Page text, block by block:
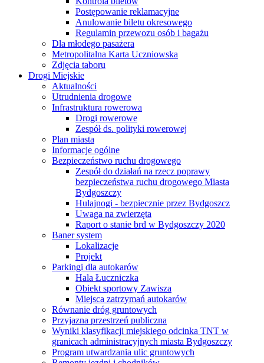
Postępowanie reklamacyjne
Anulowanie biletu okresowego
Regulamin przewozu osób i bagażu
Dla młodego pasażera
Metropolitalna Karta Uczniowska
Zdjęcia taboru
Drogi Miejskie
Aktualności
Utrudnienia drogowe
Infrastruktura rowerowa
Drogi rowerowe
Zespół ds. polityki rowerowej
Plan miasta
Informacje ogólne
Bezpieczeństwo ruchu drogowego
Zespół do działań na rzecz poprawy
bezpieczeństwa ruchu drogowego Miasta
Bydgoszczy
Hulajnogi - bezpiecznie przez Bydgoszcz
Uwaga na zwierzęta
Raport o stanie brd w Bydgoszczy 2020
Baner system
Lokalizacje
Projekt
Parkingi dla autokarów
Hala Łuczniczka
Obiekt sportowy Zawisza
Miejsca zatrzymań autokarów
Równanie dróg gruntowych
Przyjazna przestrzeń publiczna
Wyniki klasyfikacji miejskiego odcinka TNT w
granicach administracyjnych miasta Bydgoszczy
Program utwardzania ulic gruntowych